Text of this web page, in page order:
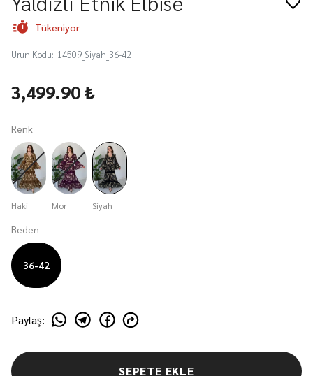
Tükeniyor
Ürün Kodu: 14509_Siyah_36-42
3,499.90 ₺
Renk
Haki Mor Siyah
Beden
36-42
Paylaş:
SEPETE EKLE